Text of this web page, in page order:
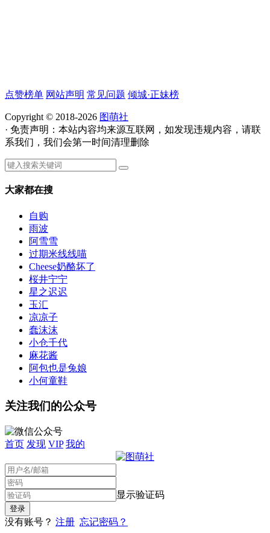
点赞榜单 网站声明 常见问题 倾城·正妹榜
Copyright © 2018-2026 图萌社
· 免责声明：本站内容均来源互联网，如发现违规内容，请联
系我们，我们会第一时间清理删除
大家都在搜
自购
雨波
阿雪雪
过期米线线喵
Cheese奶酪坏了
桜井宁宁
星之迟迟
玉汇
凉凉子
蠢沫沫
小仓千代
麻花酱
阿包也是兔娘
小何童鞋
关注我们的公众号
首页 发现 VIP 我的
显示验证码
没有账号？ 注册 忘记密码？